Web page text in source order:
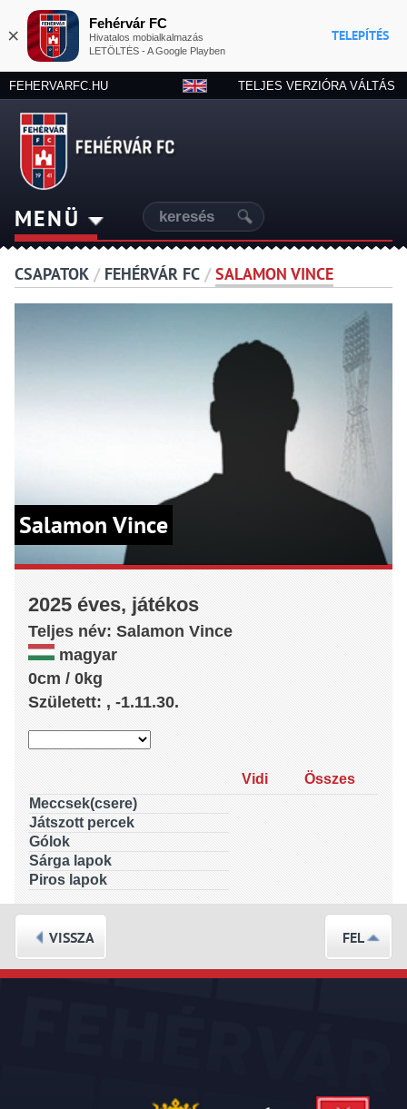
×
Fehérvár FC
Hivatalos mobialkalmazás
LETÖLTÉS - A Google Playben
TELEPÍTÉS
FEHERVARFC.HU TELJES VERZIÓRA VÁLTÁS
MENÜ
CSAPATOK / FEHÉRVÁR FC / SALAMON VINCE
Salamon Vince
2025 éves, játékos
Teljes név:Salamon Vince
magyar
0cm / 0kg
Született: , -1.11.30.
Vidi
Összes
Meccsek(csere)
Játszott percek
Gólok
Sárga lapok
Piros lapok
VISSZA FEL